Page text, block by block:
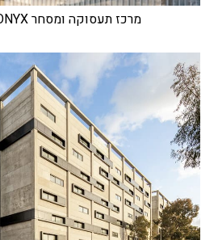
מרכז תעסוקה ומסחר ONYX, צומת סביון